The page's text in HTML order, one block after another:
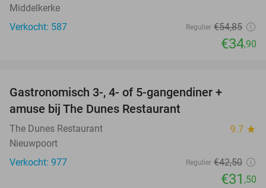
Middelkerke
Verkocht: 587
Regulier €54,85
€34,90
Gastronomisch 3-, 4- of 5-gangendiner +
amuse bij The Dunes Restaurant
The Dunes Restaurant 9.7 star
Nieuwpoort
Verkocht: 977
Regulier €42,50
€31 ,50